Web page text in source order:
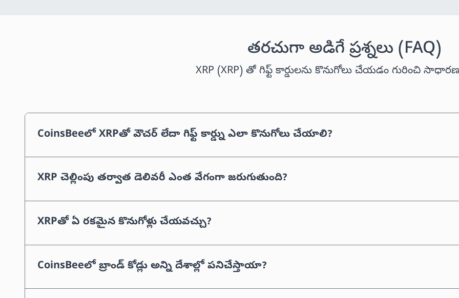
తరచుగా అడిగే ప్రశ్నలు (FAQ)
XRP (XRP) తో గిఫ్ట్ కార్డులను కొనుగోలు చేయడం గురించి సాధారణ
CoinsBeeలో XRPతో వౌచర్ లేదా గిఫ్ట్ కార్డ్ను ఎలా కొనుగోలు చేయాలి?
XRP చెల్లింపు తర్వాత డెలివరీ ఎంత వేగంగా జరుగుతుంది?
XRPతో ఏ రకమైన కొనుగోళ్లు చేయవచ్చు?
CoinsBeeలో బ్రాండ్ కోడ్లు అన్ని దేశాల్లో పనిచేస్తాయా?